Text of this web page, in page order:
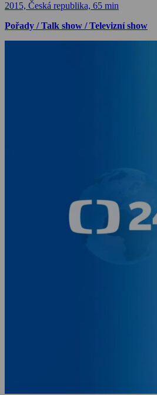
2015, Česká republika, 65 min
Pořady / Talk show / Televizní show